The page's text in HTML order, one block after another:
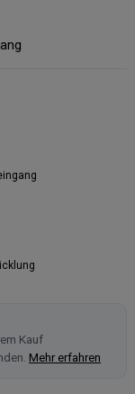
Kauf
Mehr erfahren